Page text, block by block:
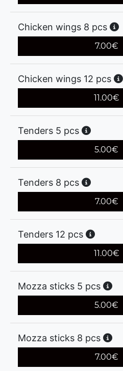
Chicken wings 8 pcs
7.00€
Chicken wings 12 pcs
11.00€
Tenders 5 pcs
5.00€
Tenders 8 pcs
7.00€
Tenders 12 pcs
11.00€
Mozza sticks 5 pcs
5.00€
Mozza sticks 8 pcs
7.00€